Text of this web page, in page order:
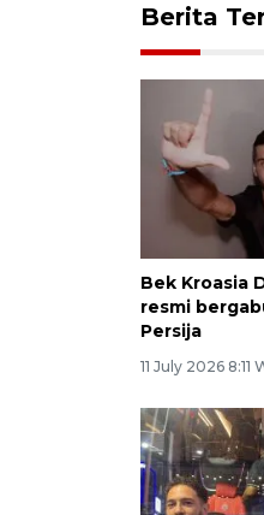
Berita
Bek Kroasia
resmi
Persija
11 July 2026 8:11